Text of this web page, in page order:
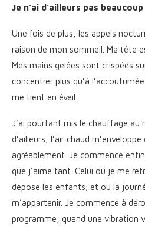
Je n’ai d’ailleurs pas
Une fois de plus, les appels
raison de mon sommeil. Ma tête
Mes mains gelées sont crispées
concentrer plus qu’à
me tient en éveil.
J’ai pourtant mis le chauffage
d’ailleurs, l’air chaud
agréablement. Je commence
que j’aime tant. Celui où je me
déposé les enfants; et où la
m’appartenir. Je commence à
programme, quand une vibration